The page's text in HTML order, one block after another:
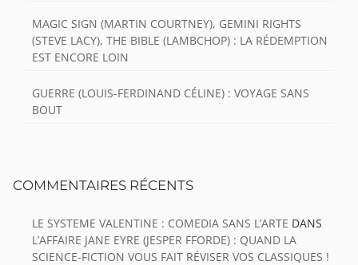
MAGIC SIGN (MARTIN COURTNEY), GEMINI RIGHTS
(STEVE LACY), THE BIBLE (LAMBCHOP) : LA RÉDEMPTION
EST ENCORE LOIN
GUERRE (LOUIS-FERDINAND CÉLINE) : VOYAGE SANS
BOUT
COMMENTAIRES RÉCENTS
LE SYSTEME VALENTINE : COMEDIA SANS L’ARTE DANS
L’AFFAIRE JANE EYRE (JESPER FFORDE) : QUAND LA
SCIENCE-FICTION VOUS FAIT RÉVISER VOS CLASSIQUES !